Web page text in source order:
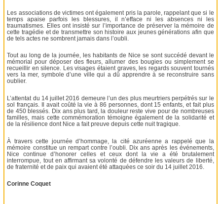
Les associations de victimes ont également pris la parole, rappelant que si le
temps apaise parfois les blessures, il n’efface ni les absences ni les
traumatismes. Elles ont insisté sur l’importance de préserver la mémoire de
cette tragédie et de transmettre son histoire aux jeunes générations afin que
de tels actes ne sombrent jamais dans l’oubli.
Tout au long de la journée, les habitants de Nice se sont succédé devant le
mémorial pour déposer des fleurs, allumer des bougies ou simplement se
recueillir en silence. Les visages étaient graves, les regards souvent tournés
vers la mer, symbole d’une ville qui a dû apprendre à se reconstruire sans
oublier.
L’attentat du 14 juillet 2016 demeure l’un des plus meurtriers perpétrés sur le
sol français. Il avait coûté la vie à 86 personnes, dont 15 enfants, et fait plus
de 450 blessés. Dix ans plus tard, la douleur reste vive pour de nombreuses
familles, mais cette commémoration témoigne également de la solidarité et
de la résilience dont Nice a fait preuve depuis cette nuit tragique.
À travers cette journée d’hommage, la cité azuréenne a rappelé que la
mémoire constitue un rempart contre l’oubli. Dix ans après les événements,
Nice continue d’honorer celles et ceux dont la vie a été brutalement
interrompue, tout en affirmant sa volonté de défendre les valeurs de liberté,
de fraternité et de paix qui avaient été attaquées ce soir du 14 juillet 2016.
Corinne Coquet